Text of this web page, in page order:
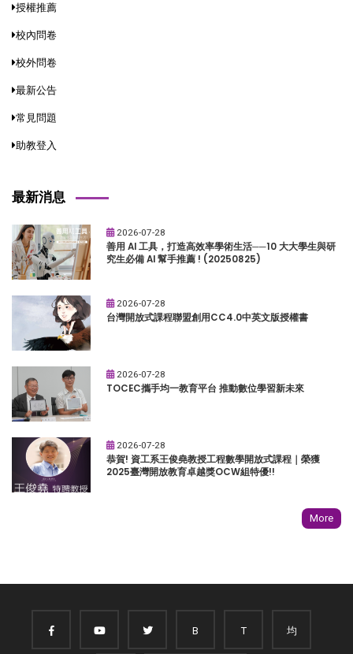
授權推薦
校內問卷
校外問卷
最新公告
常見問題
助教登入
最新消息
2026-07-28
善用 AI 工具，打造高效率學術生活──10 大大學生與研
究生必備 AI 幫手推薦 ! (20250825)
2026-07-28
台灣開放式課程聯盟創用CC4.0中英文版授權書
2026-07-28
TOCEC攜手均一教育平台 推動數位學習新未來
2026-07-28
恭賀! 資工系王俊堯教授工程數學開放式課程｜榮獲
2025臺灣開放教育卓越獎OCW組特優!!
More
B T 均